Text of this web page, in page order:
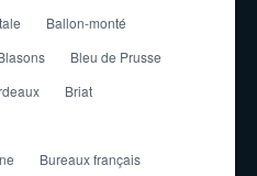
Ballon-monté
Bleu de Prusse
Briat
Bureaux français